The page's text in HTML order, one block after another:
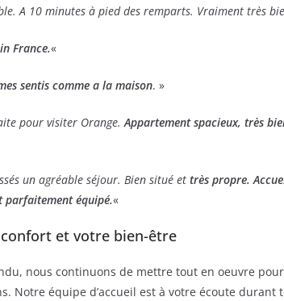
A 10 minutes à pied des remparts. Vraiment très
France.«
sentis comme a la maison. »
pour visiter Orange.Appartement spacieux, très
un agréable séjour. Bien situé et très propre.
parfaitement équipé.«
et votre bien-être
nous continuons de mettre tout en oeuvre
Notre équipe d’accueil est à votre écoute durant